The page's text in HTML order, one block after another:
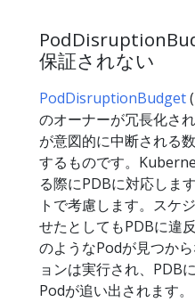
保証されない
PodDisruptionBudget
のオーナーが冗長化さ
が意図的に中断される
するものです。
る際にPDBに対応しま
トで考慮します。スケ
せたとしてもPDBに違
のようなPodが見つか
ョンは実行され、PDB
Podが追い出されます。